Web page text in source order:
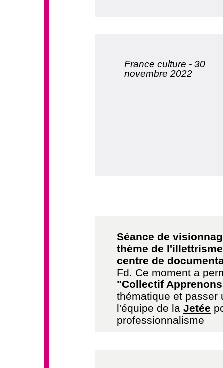
France culture - 30
novembre 2022
Séance de
thème de
centre de
Fd. Ce moment a
"Collectif
thématique et
l'équipe de la Jetée
professionnalisme